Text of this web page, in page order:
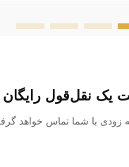
یک نقل‌قول رایگان
به زودی با شما تماس خواهد